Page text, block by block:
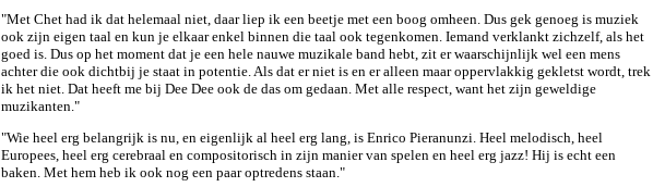
"Met Chet had ik dat helemaal niet, daar liep ik een beetje met een boog omheen. Dus gek genoeg is muziek
ook zijn eigen taal en kun je elkaar enkel binnen die taal ook tegenkomen. Iemand verklankt zichzelf, als het
goed is. Dus op het moment dat je een hele nauwe muzikale band hebt, zit er waarschijnlijk wel een mens
achter die ook dichtbij je staat in potentie. Als dat er niet is en er alleen maar oppervlakkig gekletst wordt, trek
ik het niet. Dat heeft me bij Dee Dee ook de das om gedaan. Met alle respect, want het zijn geweldige
muzikanten."
"Wie heel erg belangrijk is nu, en eigenlijk al heel erg lang, is Enrico Pieranunzi. Heel melodisch, heel
Europees, heel erg cerebraal en compositorisch in zijn manier van spelen en heel erg jazz! Hij is echt een
baken. Met hem heb ik ook nog een paar optredens staan."